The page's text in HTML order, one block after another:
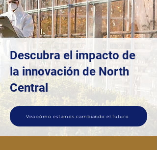
Descubra el impacto de
la innovación de North
Central
Vea cómo estamos cambiando el futuro